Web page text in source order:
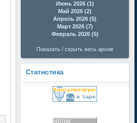
Июнь 2026 (1)
Май 2026 (2)
Апрель 2026 (5)
Март 2026 (7)
Февраль 2026 (5)
Показать / скрыть весь архив
Статистика